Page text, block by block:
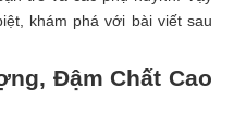
khám phá với bài viết sau
Đậm Chất Cao